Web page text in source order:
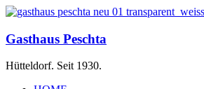
Gasthaus Peschta
Hütteldorf. Seit 1930.